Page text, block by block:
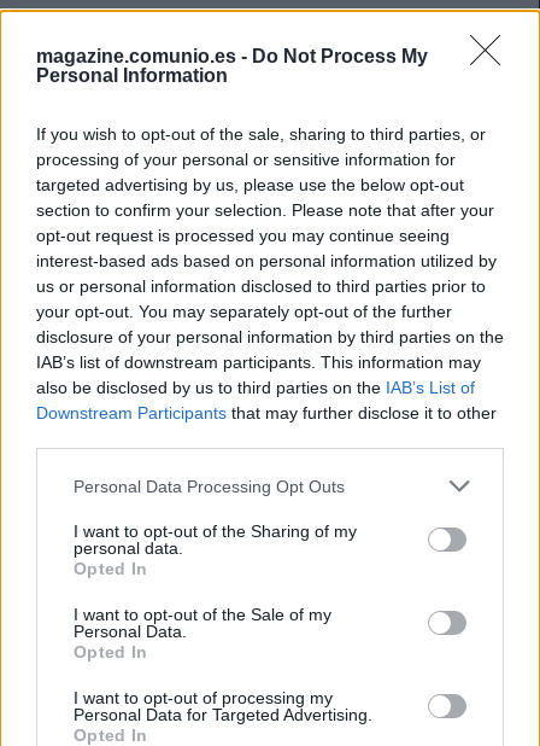
magazine.comunio.es - Do Not Process My
Personal Information
If you wish to opt-out of the sale, sharing to third parties, or
processing of your personal or sensitive information for
targeted advertising by us, please use the below opt-out
section to confirm your selection. Please note that after your
opt-out request is processed you may continue seeing
interest-based ads based on personal information utilized by
us or personal information disclosed to third parties prior to
your opt-out. You may separately opt-out of the further
disclosure of your personal information by third parties on the
IAB’s list of downstream participants. This information may
also be disclosed by us to third parties on the IAB’s List of
Downstream Participants that may further disclose it to other
Please note that this website/app uses one or more Google
not limited to your visit or usage behaviour. You may click to
grant or deny consent to Google and its third-party tags to
use your data for below specified purposes in below Google
consent section.
Personal Data Processing Opt Outs
I want to opt-out of the Sharing of my
personal data.
Opted In
I want to opt-out of the Sale of my
Personal Data.
Opted In
I want to opt-out of processing my
Personal Data for Targeted Advertising.
Opted In
Estadísticas última temporada
El nuevo jugador granota disputó 26 partidos de Ligue 2 la
asistencia y promedió7,05 en Sofascore . Estas fueron sus
estadísticas más destacadas por partido:
0,7 tiros
0,5 pases clave
1,2 intercepciones
1,8 entradas
5,4 recuperaciones
1,2 regates completados (65 % de éxito)
6,9 duelos ganados (56 %)
Calebe ficha por el Alavés y Álvaro Rodríguez, por el
Elche. ¿Recomendables en Comunio?
El Elche ha firmado por cuatro
temporadas al delantero Álvaro
se ha hecho con los servicios del
mediocentro Calebe Gonçalves.